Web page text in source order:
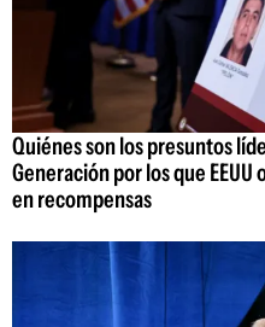
Quiénes son los presuntos
Generación por los que
en recompensas